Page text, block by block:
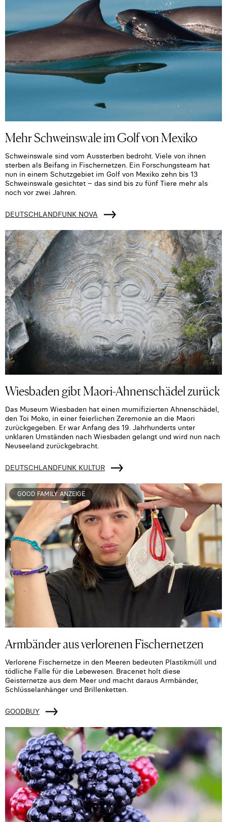
Mehr Schweinswale im Golf von Mexiko
Schweinswale sind vom Aussterben bedroht. Viele von ihnen
sterben als Beifang in Fischernetzen. Ein Forschungsteam hat
nun in einem Schutzgebiet im Golf von Mexiko zehn bis 13
Schweinswale gesichtet – das sind bis zu fünf Tiere mehr als
noch vor zwei Jahren.
DEUTSCHLANDFUNK NOVA
Wiesbaden gibt Maori-Ahnenschädel zurück
Das Museum Wiesbaden hat einen mumifizierten Ahnenschädel,
den Toi Moko, in einer feierlichen Zeremonie an die Maori
zurückgegeben. Er war Anfang des 19. Jahrhunderts unter
unklaren Umständen nach Wiesbaden gelangt und wird nun nach
Neuseeland zurückgebracht.
DEUTSCHLANDFUNK KULTUR
GOOD FAMILY ANZEIGE
Armbänder aus verlorenen Fischernetzen
Verlorene Fischernetze in den Meeren bedeuten Plastikmüll und
tödliche Falle für die Lebewesen. Bracenet holt diese
Geisternetze aus dem Meer und macht daraus Armbänder,
Schlüsselanhänger und Brillenketten.
GOODBUY